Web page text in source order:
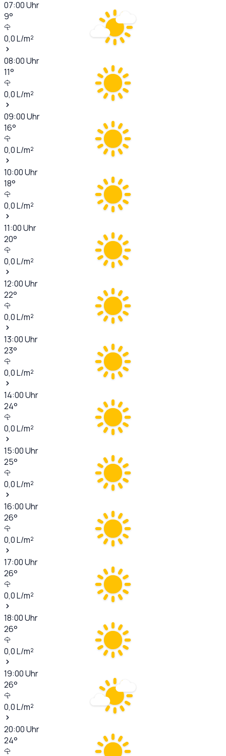
07:00Uhr
9°
0,0L/m²
08:00Uhr
11°
0,0L/m²
09:00Uhr
16°
0,0L/m²
10:00Uhr
18°
0,0L/m²
11:00Uhr
20°
0,0L/m²
12:00Uhr
22°
0,0L/m²
13:00Uhr
23°
0,0L/m²
14:00Uhr
24°
0,0L/m²
15:00Uhr
25°
0,0L/m²
16:00Uhr
26°
0,0L/m²
17:00Uhr
26°
0,0L/m²
18:00Uhr
26°
0,0L/m²
19:00Uhr
26°
0,0L/m²
20:00Uhr
24°